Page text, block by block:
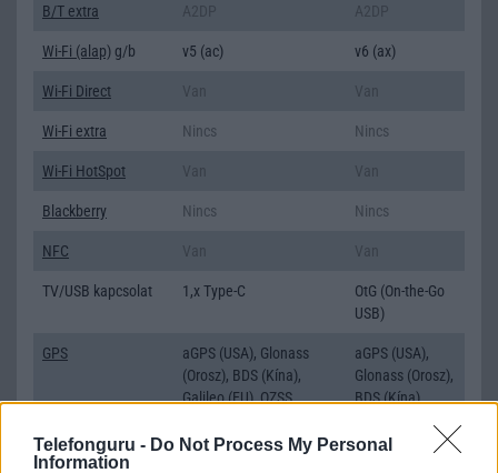
Telefonguru - Do Not Process My Personal
Information
B/T extra
Wi-Fi (alap) g/b v5 (ac) v6 (ax)
Wi-Fi Direct
Wi-Fi extra Nincs Nincs
Wi-Fi HotSpot
Blackberry Nincs Nincs
NFC
TV/USB kapcsolat 1,x Type-C
OtG (On-the-Go
USB)
GPS
aGPS (USA), Glonass
(Orosz), BDS (Kína),
Galileo (EU), QZSS
aGPS (USA),
Glonass (Orosz),
BDS (Kína),
QZSS (Japán),